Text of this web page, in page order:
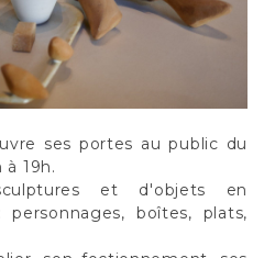
ses portes au public du
à 19h.
et d'objets en
boîtes, plats,